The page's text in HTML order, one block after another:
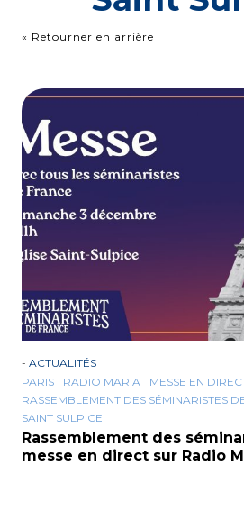
« Retourner en arrière
- ACTUALITÉS
PARIS
RADIO MARIA
MESSE EN
RASSEMBLEMENT DES SÉMINARISTES
SAINT SULPICE
Rassemblement des
messe en direct sur Radio